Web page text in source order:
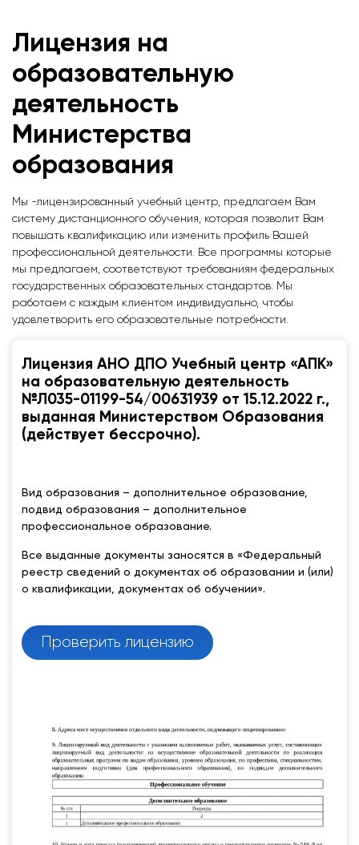
Лицензия на
образовательную
деятельность
Министерства
образования
Мы -лицензированный учебный центр, предлагаем Вам
систему дистанционного обучения, которая позволит Вам
повышать квалификацию или изменить профиль Вашей
профессиональной деятельности. Все программы которые
мы предлагаем, соответствуют требованиям федеральных
государственных образовательных стандартов. Мы
работаем с каждым клиентом индивидуально, чтобы
удовлетворить его образовательные потребности.
Лицензия АНО ДПО Учебный центр «АПК»
на образовательную деятельность
№Л035-01199-54/00631939 от 15.12.2022 г.,
выданная Министерством Образования
(действует бессрочно).
Вид образования – дополнительное образование,
подвид образования – дополнительное
профессиональное образование.
Все выданные документы заносятся в «Федеральный
реестр сведений о документах об образовании и (или)
о квалификации, документах об обучении».
Проверить лицензию